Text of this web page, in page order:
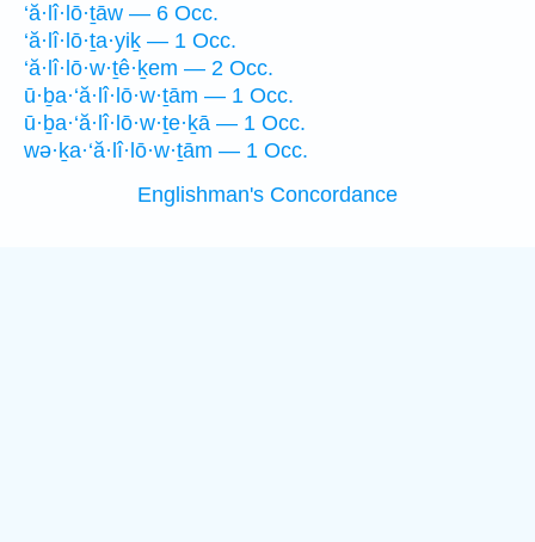
‘ă·lî·lō·ṯāw — 6 Occ.
‘ă·lî·lō·ṯa·yiḵ — 1 Occ.
‘ă·lî·lō·w·ṯê·ḵem — 2 Occ.
ū·ḇa·‘ă·lî·lō·w·ṯām — 1 Occ.
ū·ḇa·‘ă·lî·lō·w·ṯe·ḵā — 1 Occ.
wə·ḵa·‘ă·lî·lō·w·ṯām — 1 Occ.
Englishman's Concordance